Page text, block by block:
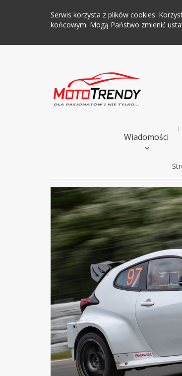
Serwis korzysta z plików cookies.
końcowym. Mogą Państwo zmienić
Wiadomości